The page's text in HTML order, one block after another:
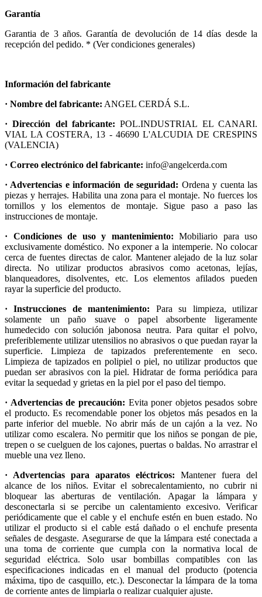
Garantía
Garantia de 3 años. Garantía de devolución de 14 días desde la
recepción del pedido. * (Ver condiciones generales)
Información del fabricante
· Nombre del fabricante: ANGEL CERDÁ S.L.
· Dirección del fabricante: POL.INDUSTRIAL EL CANARI.
VIAL LA COSTERA, 13 - 46690 L'ALCUDIA DE CRESPINS
(VALENCIA)
· Correo electrónico del fabricante: info@angelcerda.com
· Advertencias e información de seguridad: Ordena y cuenta las
piezas y herrajes. Habilita una zona para el montaje. No fuerces los
tornillos y los elementos de montaje. Sigue paso a paso las
instrucciones de montaje.
· Condiciones de uso y mantenimiento: Mobiliario para uso
exclusivamente doméstico. No exponer a la intemperie. No colocar
cerca de fuentes directas de calor. Mantener alejado de la luz solar
directa. No utilizar productos abrasivos como acetonas, lejías,
blanqueadores, disolventes, etc. Los elementos afilados pueden
rayar la superficie del producto.
· Instrucciones de mantenimiento: Para su limpieza, utilizar
solamente un paño suave o papel absorbente ligeramente
humedecido con solución jabonosa neutra. Para quitar el polvo,
preferiblemente utilizar utensilios no abrasivos o que puedan rayar la
superficie. Limpieza de tapizados preferentemente en seco.
Limpieza de tapizados en polipiel o piel, no utilizar productos que
puedan ser abrasivos con la piel. Hidratar de forma periódica para
evitar la sequedad y grietas en la piel por el paso del tiempo.
· Advertencias de precaución: Evita poner objetos pesados sobre
el producto. Es recomendable poner los objetos más pesados en la
parte inferior del mueble. No abrir más de un cajón a la vez. No
utilizar como escalera. No permitir que los niños se pongan de pie,
trepen o se cuelguen de los cajones, puertas o baldas. No arrastrar el
mueble una vez lleno.
· Advertencias para aparatos eléctricos: Mantener fuera del
alcance de los niños. Evitar el sobrecalentamiento, no cubrir ni
bloquear las aberturas de ventilación. Apagar la lámpara y
desconectarla si se percibe un calentamiento excesivo. Verificar
periódicamente que el cable y el enchufe estén en buen estado. No
utilizar el producto si el cable está dañado o el enchufe presenta
señales de desgaste. Asegurarse de que la lámpara esté conectada a
una toma de corriente que cumpla con la normativa local de
seguridad eléctrica. Solo usar bombillas compatibles con las
especificaciones indicadas en el manual del producto (potencia
máxima, tipo de casquillo, etc.). Desconectar la lámpara de la toma
de corriente antes de limpiarla o realizar cualquier ajuste.